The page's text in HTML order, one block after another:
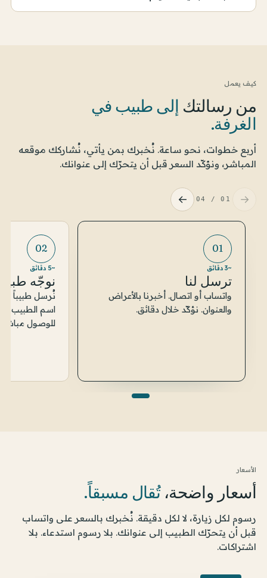
كيف يعمل
من رسالتك إلى طبيب في
الغرفة.
أربع خطوات، نحو ساعة. نُخبرك بمن يأتي، نُشاركك موقعه
المباشر، ونؤكّد السعر قبل أن يتحرّك إلى عنوانك.
→
01
/
04
←
01
~3 دقائق
ترسل لنا
واتساب أو اتصال. أخبرنا بالأعراض
والعنوان. نؤكّد خلال دقائق.
02
~5 دقائق
نوجّه طبيباً
نُرسل طبيباً
اسم الطبيب
للوصول
الأسعار
أسعار واضحة، تُقال مسبقاً.
رسوم لكل زيارة، لا لكل دقيقة. نُخبرك بالسعر على واتساب
قبل أن يتحرّك الطبيب إلى عنوانك. بلا رسوم استدعاء. بلا
اشتراكات.